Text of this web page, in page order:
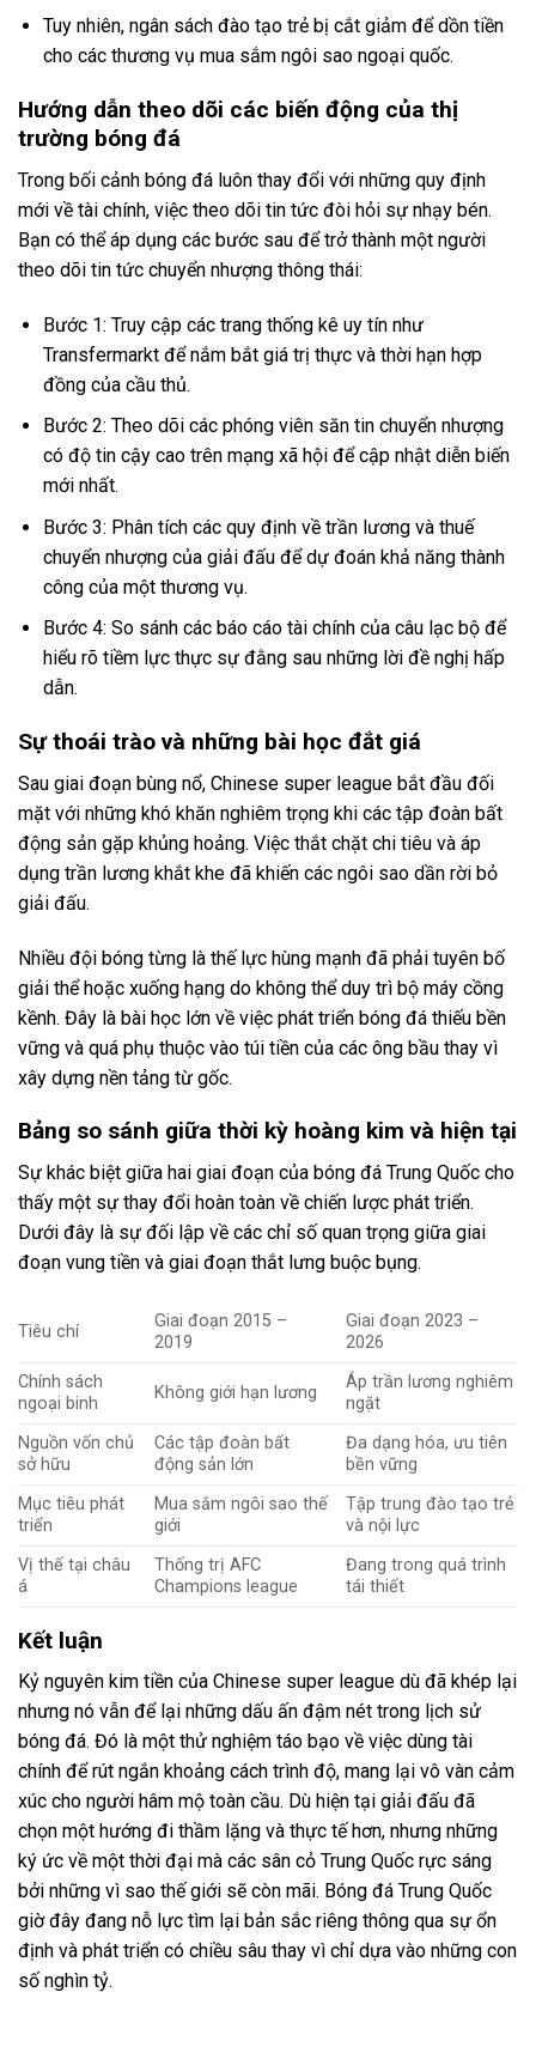
Tuy nhiên, ngân sách đào tạo trẻ bị cắt giảm để dồn tiền
cho các thương vụ mua sắm ngôi sao ngoại quốc.
Hướng dẫn theo dõi các biến động của thị
trường bóng đá
Trong bối cảnh bóng đá luôn thay đổi với những quy định
mới về tài chính, việc theo dõi tin tức đòi hỏi sự nhạy bén.
Bạn có thể áp dụng các bước sau để trở thành một người
theo dõi tin tức chuyển nhượng thông thái:
Bước 1: Truy cập các trang thống kê uy tín như
Transfermarkt để nắm bắt giá trị thực và thời hạn hợp
đồng của cầu thủ.
Bước 2: Theo dõi các phóng viên săn tin chuyển nhượng
có độ tin cậy cao trên mạng xã hội để cập nhật diễn biến
mới nhất.
Bước 3: Phân tích các quy định về trần lương và thuế
chuyển nhượng của giải đấu để dự đoán khả năng thành
công của một thương vụ.
Bước 4: So sánh các báo cáo tài chính của câu lạc bộ để
hiểu rõ tiềm lực thực sự đằng sau những lời đề nghị hấp
dẫn.
Sự thoái trào và những bài học đắt giá
Sau giai đoạn bùng nổ, Chinese super league bắt đầu đối
mặt với những khó khăn nghiêm trọng khi các tập đoàn bất
động sản gặp khủng hoảng. Việc thắt chặt chi tiêu và áp
dụng trần lương khắt khe đã khiến các ngôi sao dần rời bỏ
giải đấu.
Nhiều đội bóng từng là thế lực hùng mạnh đã phải tuyên bố
giải thể hoặc xuống hạng do không thể duy trì bộ máy cồng
kềnh. Đây là bài học lớn về việc phát triển bóng đá thiếu bền
vững và quá phụ thuộc vào túi tiền của các ông bầu thay vì
xây dựng nền tảng từ gốc.
Bảng so sánh giữa thời kỳ hoàng kim và hiện tại
Sự khác biệt giữa hai giai đoạn của bóng đá Trung Quốc cho
thấy một sự thay đổi hoàn toàn về chiến lược phát triển.
Dưới đây là sự đối lập về các chỉ số quan trọng giữa giai
đoạn vung tiền và giai đoạn thắt lưng buộc bụng.
Tiêu chí
Giai đoạn 2015 –
2019
Giai đoạn 2023 –
2026
Chính sách
ngoại binh
Không giới hạn lương
Áp trần lương nghiêm
ngặt
Nguồn vốn chủ
sở hữu
Các tập đoàn bất
động sản lớn
Đa dạng hóa, ưu tiên
bền vững
Mục tiêu phát
triển
Mua sắm ngôi sao thế
giới
Tập trung đào tạo trẻ
và nội lực
Vị thế tại châu
á
Thống trị AFC
Champions league
Đang trong quá trình
tái thiết
Kết luận
Kỷ nguyên kim tiền của Chinese super league dù đã khép lại
nhưng nó vẫn để lại những dấu ấn đậm nét trong lịch sử
bóng đá. Đó là một thử nghiệm táo bạo về việc dùng tài
chính để rút ngắn khoảng cách trình độ, mang lại vô vàn cảm
xúc cho người hâm mộ toàn cầu. Dù hiện tại giải đấu đã
chọn một hướng đi thầm lặng và thực tế hơn, nhưng những
ký ức về một thời đại mà các sân cỏ Trung Quốc rực sáng
bởi những vì sao thế giới sẽ còn mãi. Bóng đá Trung Quốc
giờ đây đang nỗ lực tìm lại bản sắc riêng thông qua sự ổn
định và phát triển có chiều sâu thay vì chỉ dựa vào những con
số nghìn tỷ.